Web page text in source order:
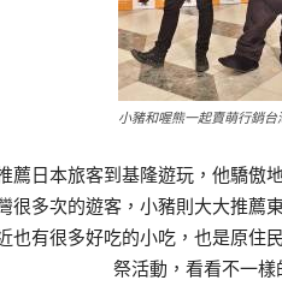
小豬和喔熊一起賣萌行銷台
薦日本旅客到基隆遊玩，他驕傲
很多次的遊客，小豬則大大推薦
也有很多好吃的小吃，也是原住
祭活動，看看不一樣